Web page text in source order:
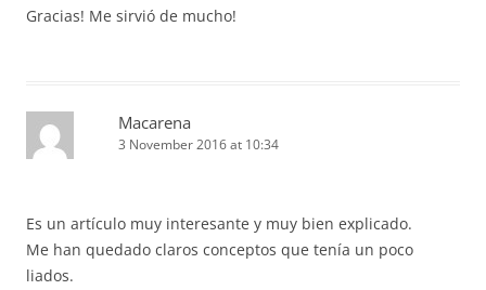
Gracias! Me sirvió de mucho!
Macarena
3 November 2016 at 10:34
Es un artículo muy interesante y muy bien explicado.
Me han quedado claros conceptos que tenía un poco
liados.